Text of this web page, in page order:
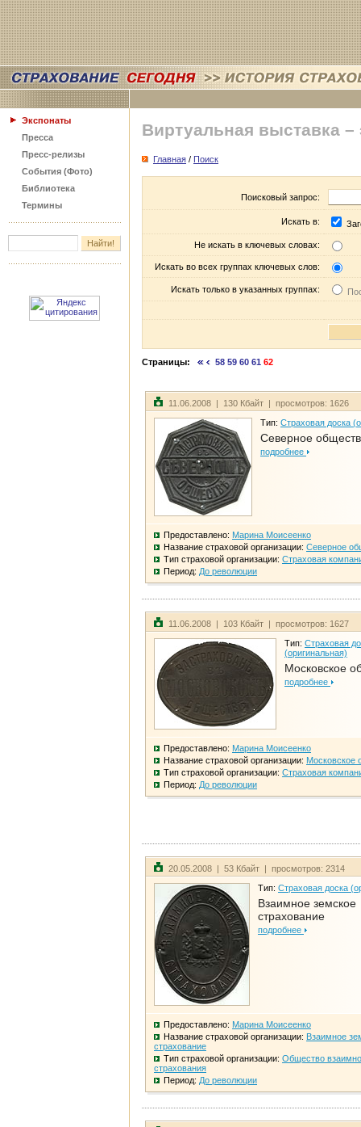
Экспонаты
Пресса
Пресс-релизы
События (Фото)
Библиотека
Термины
Виртуальная выставка –
Главная / Поиск
Поисковый запрос:
Искать в:
Не искать в ключевых словах:
Искать во всех группах ключевых слов:
Искать только в указанных группах:
Страницы: 58 59 60 61 62
11.06.2008 | 130 Кбайт | просмотров: 1626
Тип: Страховая доска
Северное
подробнее
Предоставлено: Марина Моисеенко
Название страховой организации: Северное
Тип страховой организации: Страховая
Период: До революции
11.06.2008 | 103 Кбайт | просмотров: 1627
Тип: Страховая
(оригинальная)
Московское
подробнее
Предоставлено: Марина Моисеенко
Название страховой организации: Московское
Тип страховой организации: Страховая
Период: До революции
20.05.2008 | 53 Кбайт | просмотров: 2314
Тип: Страховая доска
Взаимное земское
страхование
подробнее
Предоставлено: Марина Моисеенко
Название страховой организации: Взаимное
страхование
Тип страховой организации: Общество
страхования
Период: До революции